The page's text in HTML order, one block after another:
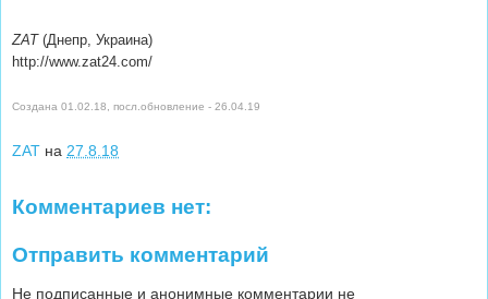
ZAT (Днепр, Украина)
http://www.zat24.com/
Создана 01.02.18, посл.обновление - 26.04.19
ZAT на 27.8.18
Комментариев нет:
Отправить комментарий
Не подписанные и анонимные комментарии не